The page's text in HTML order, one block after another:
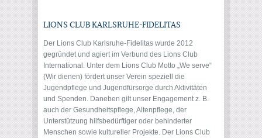
LIONS CLUB KARLSRUHE-FIDELITAS
Der Lions Club Karlsruhe-Fidelitas wurde 2012
gegründet und agiert im Verbund des Lions Club
International. Unter dem Lions Club Motto „We serve“
(Wir dienen) fördert unser Verein speziell die
Jugendpflege und Jugendfürsorge durch Aktivitäten
und Spenden. Daneben gilt unser Engagement z. B.
auch der Gesundheitspflege, Altenpflege, der
Unterstützung hilfsbedürftiger oder behinderter
Menschen sowie kultureller Projekte. Der Lions Club